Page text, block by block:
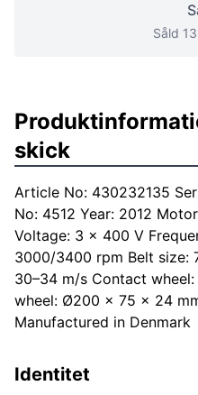
Såld
skick
Article No: 430232135
No: 4512 Year: 2012
Voltage: 3 × 400 V
3000/3400 rpm Belt size:
30–34 m/s Contact
wheel: Ø200 × 75 × 24
Manufactured in Denmark
Identitet